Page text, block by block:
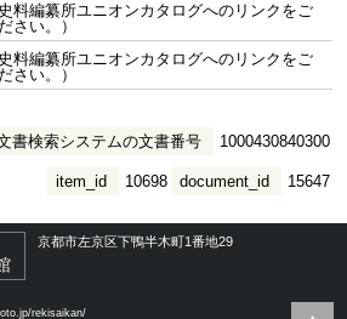
史料編纂所ユニオンカタログへのリンクをご
さい。）
史料編纂所ユニオンカタログへのリンクをご
さい。）
書検索システムの文書番号 1000430840300
document_id 15647
item_id 10698
京都市左京区下鴨半木町1番地29
rekisaikan/